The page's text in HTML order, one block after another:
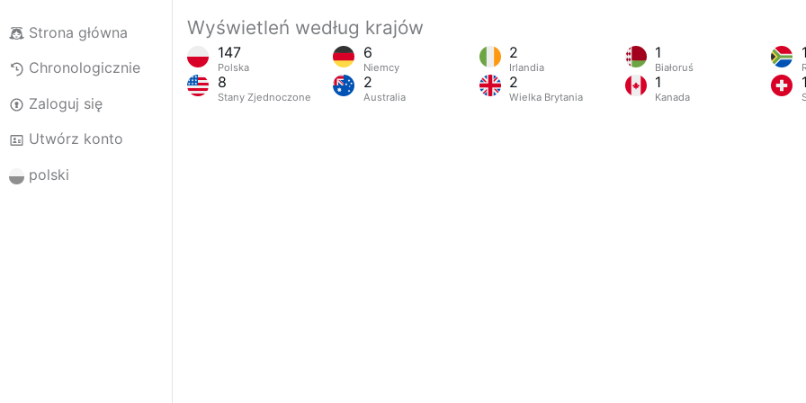
Strona główna
Chronologicznie
Zaloguj się
Utwórz konto
polski
Wyświetleń według krajów
147
Polska
8
Stany Zjednoczone
6
Niemcy
2
Australia
2
Irlandia
2
Wielka Brytania
1
Białoruś
1
Kanada
1
1